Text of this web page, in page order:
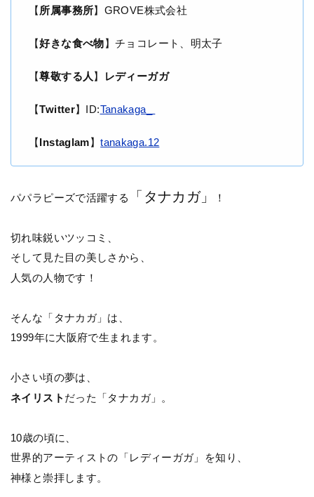
【所属事務所】GROVE株式会社
【好きな食べ物】チョコレート、明太子
【尊敬する人 】 レディーガガ
【Twitter】ID:Tanakaga_
【Instaglam】tanakaga.12
パパラピーズで活躍する 「タナカガ」 ！
切れ味鋭いツッコミ、
そして見た目の美しさから、
人気の人物です！
そんな「タナカガ」は、
1999年に大阪府で生まれます。
小さい頃の夢は、
ネイリスト だった「タナカガ」。
10歳の頃に、
世界的アーティストの「レディーガガ」を知り、
神様と崇拝します。